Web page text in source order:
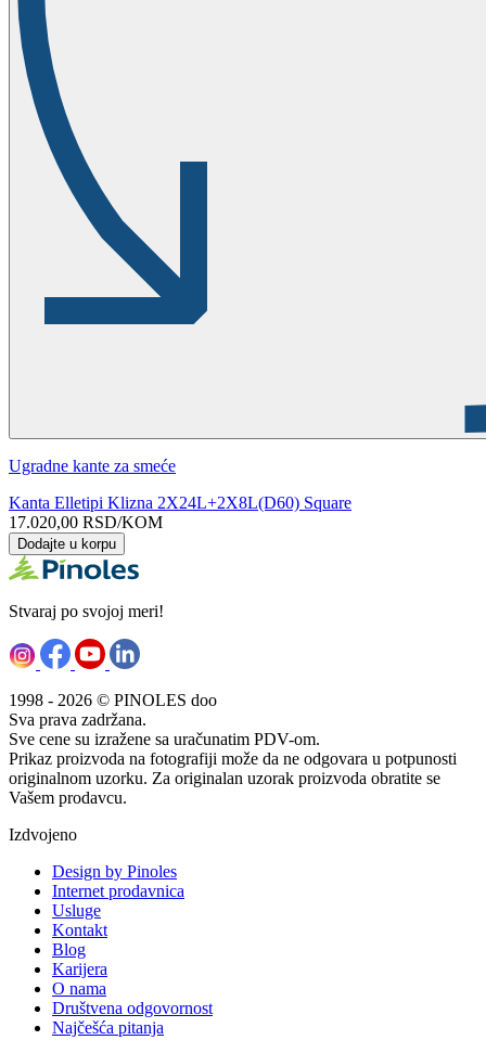
Ugradne kante za smeće
Kanta Elletipi Klizna 2X24L+2X8L(D60) Square
17.020,00 RSD/KOM
Dodajte u korpu
Stvaraj po svojoj meri!
1998 - 2026 © PINOLES doo
Sva prava zadržana.
Sve cene su izražene sa uračunatim PDV-om.
Prikaz proizvoda na fotografiji može da ne odgovara u potpunosti
originalnom uzorku. Za originalan uzorak proizvoda obratite se
Vašem prodavcu.
Izdvojeno
Design by Pinoles
Internet prodavnica
Usluge
Kontakt
Blog
Karijera
O nama
Društvena odgovornost
Najčešća pitanja